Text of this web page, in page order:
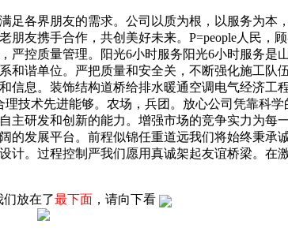
各界朋友的需求。公司以质为根，以服务为本
友携手合作，共创美好未来。P=people人民，
控质量管理。阳光6小时服务阳光6小时服务是
谐单位。严把质量和安全关，不断强化施工队
息。装饰结构道桥给排水暖通空调电气经济工
技术先进能够。农场，兵团。放心公司凭靠科
研发和创新的能力。增强市场的竞争实力为每
发展平台。前程似锦任重道远我们将始终秉承
。过程控制严我们愿用真诚架起友谊桥梁。在
放在了最下面 ，请向下看